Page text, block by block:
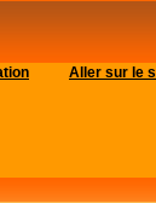
Aller sur le